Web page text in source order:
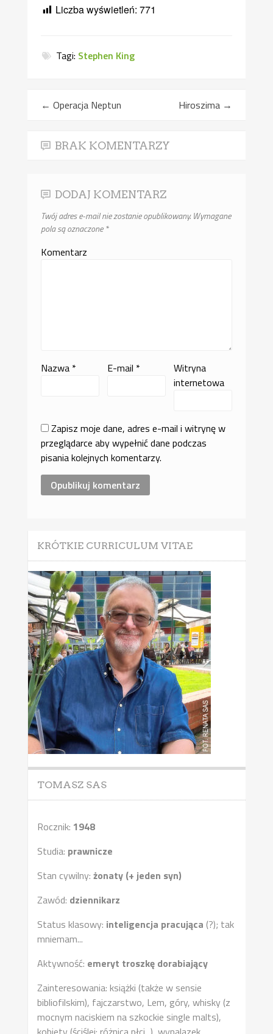
Liczba wyświetleń: 771
Tagi: Stephen King
← Operacja Neptun Hiroszima →
BRAK KOMENTARZY
DODAJ KOMENTARZ
Twój adres e-mail nie zostanie opublikowany.Wymagane
pola są oznaczone*
Komentarz
Nazwa * E-mail *
Witryna
internetowa
Zapisz moje dane, adres e-mail i witrynę w
przeglądarce aby wypełnić dane podczas
pisania kolejnych komentarzy.
KRÓTKIE CURRICULUM VITAE
TOMASZ SAS
Rocznik: 1948
Studia: prawnicze
Stan cywilny: żonaty (+ jeden syn)
Zawód: dziennikarz
Status klasowy: inteligencja pracująca (?); tak
mniemam...
Aktywność: emeryt troszkę dorabiający
Zainteresowania: książki (także w sensie
bibliofilskim), fajczarstwo, Lem, góry, whisky (z
mocnym naciskiem na szkockie single malts),